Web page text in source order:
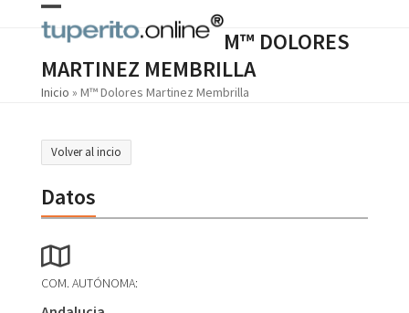
Open
mobile
menu
Close
mobile
menu
M™ DOLORES
MARTINEZ MEMBRILLA
Inicio » M™ Dolores Martinez Membrilla
Volver al incio
Datos
COM. AUTÓNOMA: